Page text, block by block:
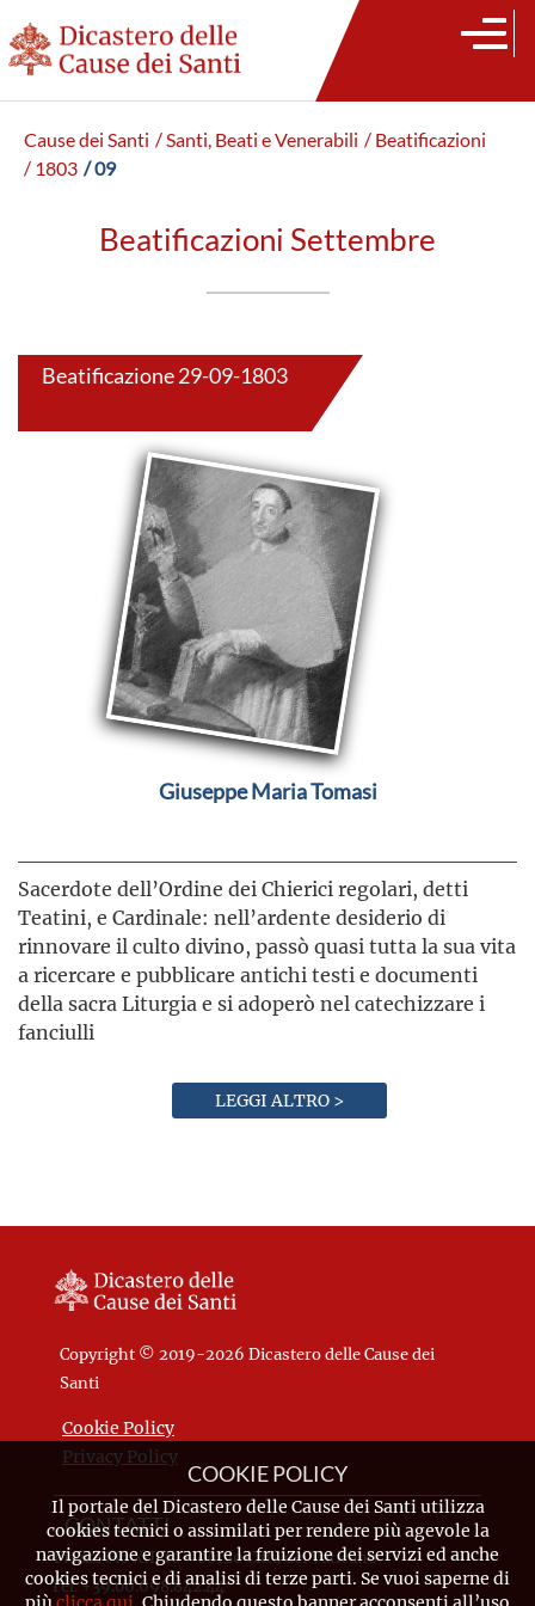
Cause dei Santi / Santi, Beati e Venerabili / Beatificazioni
/ 1803 / 09
Beatificazioni Settembre
Beatificazione 29-09-1803
Giuseppe Maria Tomasi
Sacerdote dell’Ordine dei Chierici regolari, detti
Teatini, e Cardinale: nell’ardente desiderio di
rinnovare il culto divino, passò quasi tutta la sua vita
a ricercare e pubblicare antichi testi e documenti
della sacra Liturgia e si adoperò nel catechizzare i
fanciulli
LEGGI ALTRO >
Copyright © 2019-2026 Dicastero delle Cause dei
Santi
Cookie Policy
Privacy Policy
CONTATTI
Piazza Pio XII, 10 - 00120 Città del Vaticano
Tel. +39.06.698.842.44
COOKIE POLICY
Il portale del Dicastero delle Cause dei Santi utilizza
cookies tecnici o assimilati per rendere più agevole la
navigazione e garantire la fruizione dei servizi ed anche
cookies tecnici e di analisi di terze parti. Se vuoi saperne di